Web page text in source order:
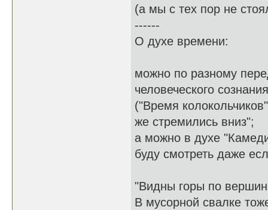
(а мы с тех пор не
------
О духе времени:
можно по разному
человеческого
("Время
же стремились вниз";
а можно в духе
буду смотреть даже
"Видны горы по
В мусорной свалке